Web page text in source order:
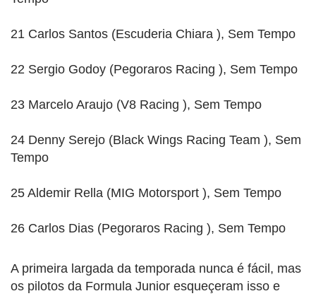
21 Carlos Santos (Escuderia Chiara ), Sem Tempo
22 Sergio Godoy (Pegoraros Racing ), Sem Tempo
23 Marcelo Araujo (V8 Racing ), Sem Tempo
24 Denny Serejo (Black Wings Racing Team ), Sem
Tempo
25 Aldemir Rella (MIG Motorsport ), Sem Tempo
26 Carlos Dias (Pegoraros Racing ), Sem Tempo
A primeira largada da temporada nunca é fácil, mas
os pilotos da Formula Junior esqueçeram isso e